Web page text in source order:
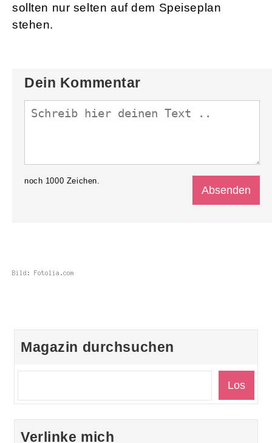
sollten nur selten auf dem Speiseplan
stehen.
Dein Kommentar
noch 1000 Zeichen.
Magazin durchsuchen
Verlinke mich